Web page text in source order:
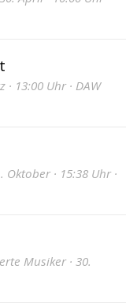
13:00 Uhr · DAW
· 15:38 Uhr ·
Musiker · 30.